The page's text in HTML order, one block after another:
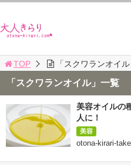
TOP 「スクワランオイ
「スクワランオイル」一覧
美容オイルの
人に！
美容
otona-kirari-take